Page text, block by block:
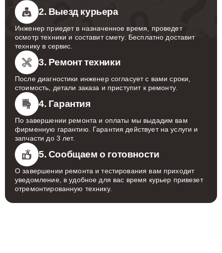
2. Выезд курьера
Инженер приедет в назначенное время, проведет
осмотр техники и составит смету. Бесплатно доставит
технику в сервис.
3. Ремонт техники
После диагностики инженер согласует с вами сроки,
стоимость, детали заказа и приступит к ремонту.
4. Гарантия
По завершении ремонта и оплаты мы выдадим вам
фирменную гарантию. Гарантия действует на услуги и
запчасти до 3 лет.
5. Сообщаем о готовности
О завершении ремонта и тестирования вам приходит
уведомление, в удобное для вас время курьер привезет
отремонтированную технику.